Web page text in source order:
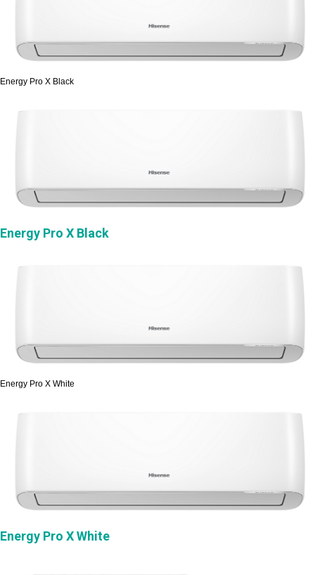
Energy Pro X Black
Energy Pro X Black
Energy Pro X White
Energy Pro X White